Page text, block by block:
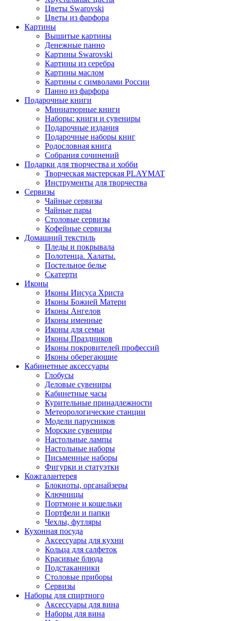
Цветы Swarovski
Цветы из фарфора
Картины
Вышитые картины
Денежные панно
Картины Swarovski
Картины из серебра
Картины маслом
Картины с символами России
Панно из фарфора
Подарочные книги
Миниатюрные книги
Наборы: книги и сувениры
Подарочные издания
Подарочные наборы книг
Родословная книга
Собрания сочинений
Подарки для творчества и хобби
Творческая мастерская PLAYMAT
Инструменты для творчества
Cервизы
Чайные сервизы
Чайные пары
Столовые сервизы
Кофейные сервизы
Домашний текстиль
Пледы и покрывала
Полотенца. Халаты.
Постельное белье
Скатерти
Иконы
Иконы Иисуса Христа
Иконы Божией Матери
Иконы Ангелов
Иконы именные
Иконы для семьи
Иконы Праздников
Иконы покровителей профессий
Иконы оберегающие
Кабинетные аксессуары
Глобусы
Деловые сувениры
Кабинетные часы
Курительные принадлежности
Метеорологические станции
Модели парусников
Морские сувениры
Настольные лампы
Настольные наборы
Письменные наборы
Фигурки и статуэтки
Кожгалантерея
Блокноты, органайзеры
Ключницы
Портмоне и кошельки
Портфели и папки
Чехлы, футляры
Кухонная посуда
Аксессуары для кухни
Кольца для салфеток
Красивые блюда
Подстаканники
Столовые приборы
Cервизы
Наборы для спиртного
Аксессуары для вина
Наборы для вина